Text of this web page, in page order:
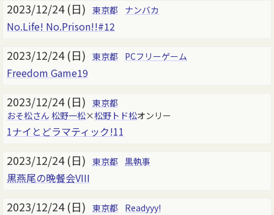
2023/12/24 (日) 東京都 ナンバカ
No.Life! No.Prison!!#12
2023/12/24 (日) 東京都 PCフリーゲーム
Freedom Game19
2023/12/24 (日) 東京都
おそ松さん 松野一松×松野トド松オンリー
1ナイとどラマティック!11
2023/12/24 (日) 東京都 黒執事
黒燕尾の晩餐会VIII
2023/12/24 (日) 東京都 Readyyy!